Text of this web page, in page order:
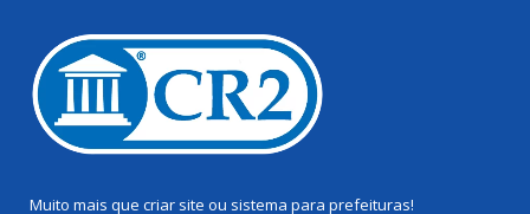
Muito mais que criar site ou sistema para prefeituras!